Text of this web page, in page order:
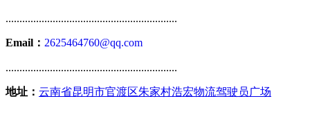
..............................................................
Email： 2625464760@qq.com
..............................................................
地址： 云南省昆明市官渡区朱家村浩宏物流驾驶员广场